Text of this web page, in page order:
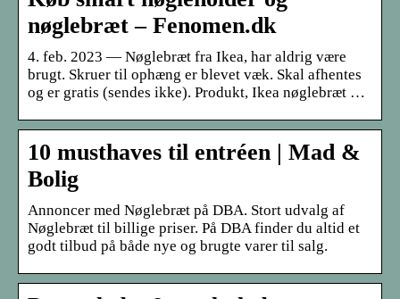
nøglebræt – Fenomen.dk
4. feb. 2023 — Nøglebræt fra Ikea, har aldrig være
brugt. Skruer til ophæng er blevet væk. Skal afhentes
og er gratis (sendes ikke). Produkt, Ikea nøglebræt …
10 musthaves til entréen | Mad &
Bolig
Annoncer med Nøglebræt på DBA. Stort udvalg af
Nøglebræt til billige priser. På DBA finder du altid et
godt tilbud på både nye og brugte varer til salg.